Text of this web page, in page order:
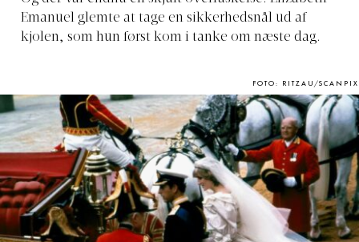
Emanuel glemte at tage en sikkerhedsnål ud af
kjolen, som hun først kom i tanke om næste dag.
FOTO: RITZAU/SCANPIX